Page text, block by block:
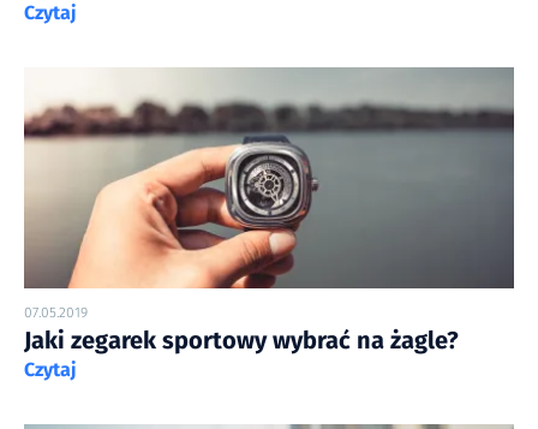
Czytaj
07.05.2019
Jaki zegarek sportowy wybrać na żagle?
Czytaj